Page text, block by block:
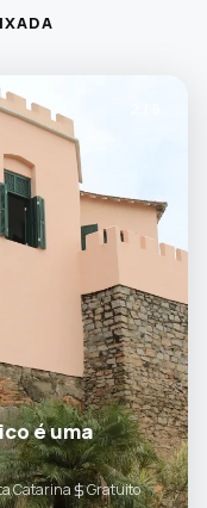
Pelé
Gratuito